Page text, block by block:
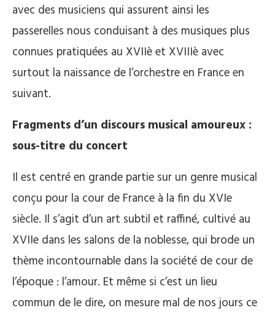
avec des musiciens qui assurent ainsi les
passerelles nous conduisant à des musiques plus
connues pratiquées au XVIIè et XVIIIè avec
surtout la naissance de l’orchestre en France en
suivant.
Fragments d’un discours musical amoureux :
sous-titre du concert
Il est centré en grande partie sur un genre musical
conçu pour la cour de France à la fin du XVIe
siècle. Il s’agit d’un art subtil et raffiné, cultivé au
XVIIe dans les salons de la noblesse, qui brode un
thème incontournable dans la société de cour de
l’époque : l’amour. Et même si c’est un lieu
commun de le dire, on mesure mal de nos jours ce